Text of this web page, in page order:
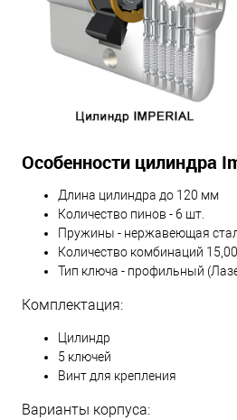
Особенности цилиндра
Длина цилиндра до 120 мм
Количество пинов - 6 шт.
Пружины - нержавеющая
Количество комбинаций
Тип ключа - профильный
Комплектация:
Цилиндр
5 ключей
Винт для крепления
Варианты корпуса: